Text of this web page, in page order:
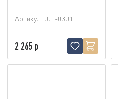
Артикул 001-0301
2 265 р